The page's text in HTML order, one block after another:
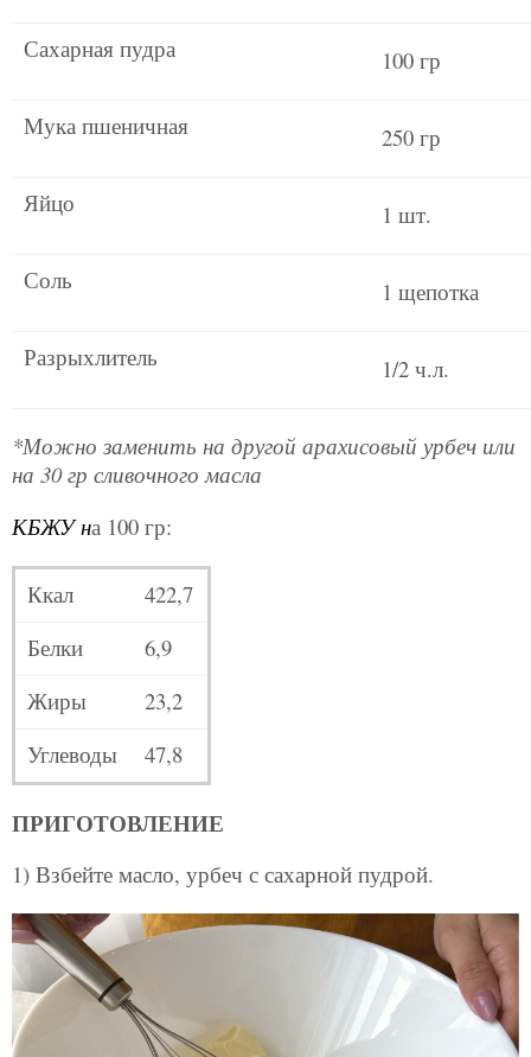
Сахарная пудра 100 гр
Мука пшеничная 250 гр
Яйцо 1 шт.
Соль 1 щепотка
Разрыхлитель 1/2 ч.л.
*Можно заменить на другой арахисовый урбеч или
на 30 гр сливочного масла
КБЖУ на 100 гр:
Ккал
422,7
Белки
6,9
Жиры
23,2
Углеводы
47,8
ПРИГОТОВЛЕНИЕ
1) Взбейте масло, урбеч с сахарной пудрой.